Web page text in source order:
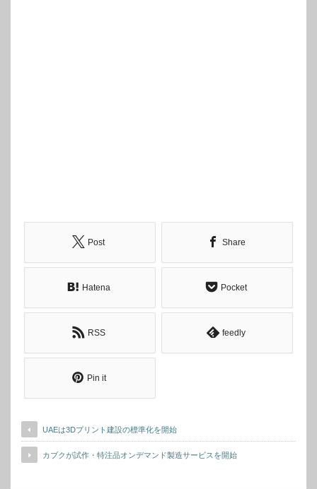
Post Share
Hatena Pocket
RSS feedly
Pin it
UAEは3Dプリント建設の標準化を開始
カブクが試作・特注品オンデマンド製造サービスを開始